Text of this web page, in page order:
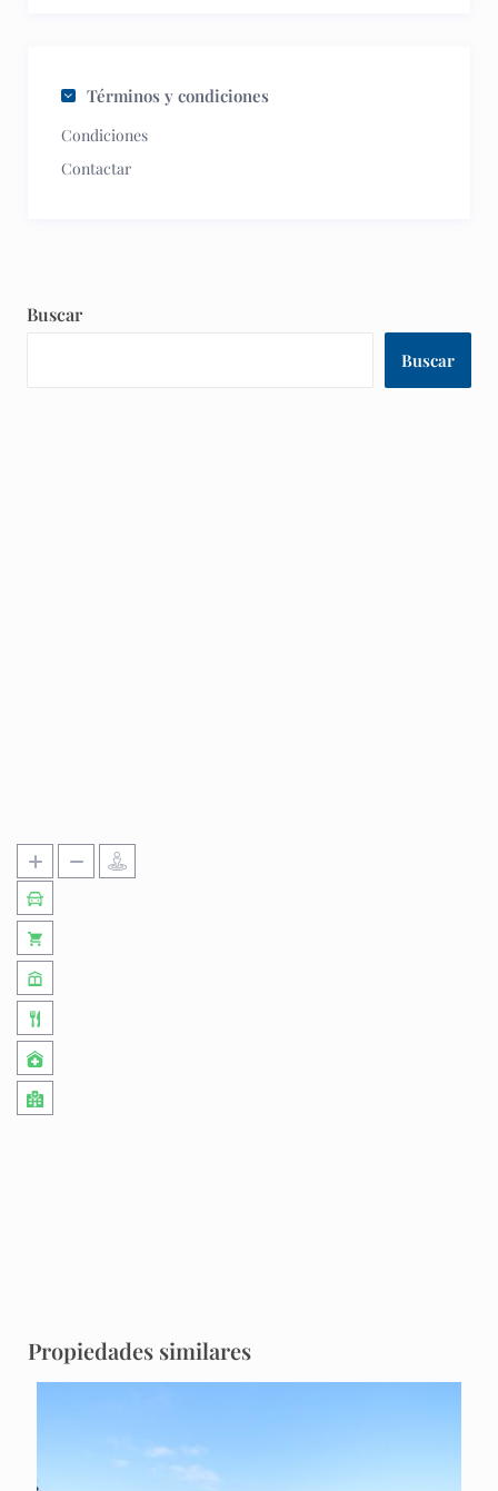
Términos y condiciones
Condiciones
Contactar
Buscar
Buscar
Propiedades similares